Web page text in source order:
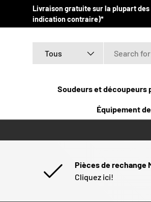
ALLER AU CONTENU
Livraison gratuite sur la plupart
indication contraire)*
Tous
Soudeurs et découpeurs
Équipement
Pièces de rechange
Cliquez ici!